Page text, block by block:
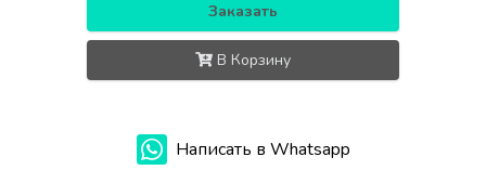
Заказать
В Корзину
Написать в Whatsapp